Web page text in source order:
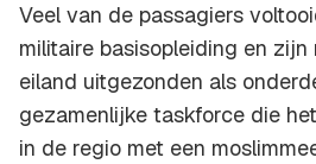
Veel van de passagiers
militaire basisopleiding en
eiland uitgezonden als
gezamenlijke taskforce die
in de regio met een